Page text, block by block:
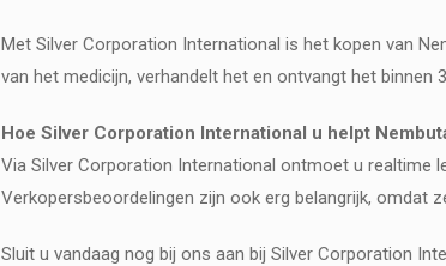
Met Silver Corporation International is het kopen van
van het medicijn, verhandelt het en ontvangt het binnen
Hoe Silver Corporation International u helpt
Via Silver Corporation International ontmoet u realtime
Verkopersbeoordelingen zijn ook erg belangrijk, omdat
Sluit u vandaag nog bij ons aan bij Silver Corporation